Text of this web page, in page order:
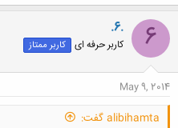
6
.6.
کاربر حرفه ای کاربر ممتاز
May 9, 2014
alibihamta گفت: